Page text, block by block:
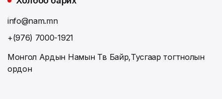
info@nam.mn
+(976) 7000-1921
Монгол Ардын Намын Төв Байр,Тусгаар тогтнолын
ордон